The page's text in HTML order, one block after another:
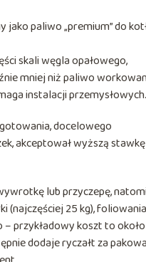
paliwo „premium” do
skali węgla opałowego,
mniej niż paliwo
instalacji przemysłowych.
docelowego
akceptował wyższą
lub przyczepę,
(najczęściej 25 kg), foliowania
przykładowy koszt to około
dodaje ryczałt za